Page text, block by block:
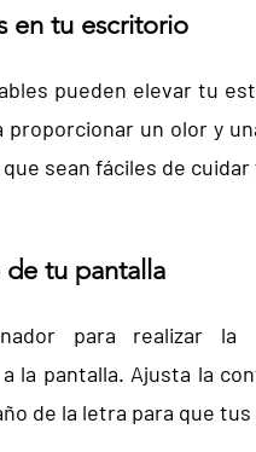
en tu escritorio
pueden elevar tu
un olor y
sean fáciles de
tu pantalla
para realizar
la pantalla. Ajusta la
de la letra para que